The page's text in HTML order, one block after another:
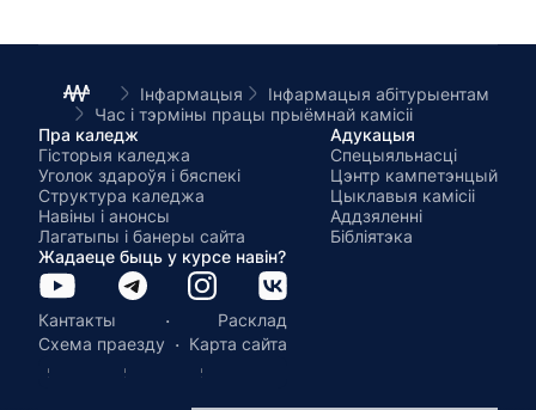
Інфармацыя
Інфармацыя абітурыентам
Час і тэрміны працы прыёмнай камісіі
Пра каледж
Гісторыя каледжа
Уголок здароўя і бяспекі
Структура каледжа
Навіны і анонсы
Лагатыпы і банеры сайта
Адукацыя
Спецыяльнасці
Цэнтр кампетэнцый
Цыклавыя камісіі
Аддзяленні
Бібліятэка
Жадаеце быць у курсе навін?
Кантакты ·
Расклад
Схема праезду · Карта сайта